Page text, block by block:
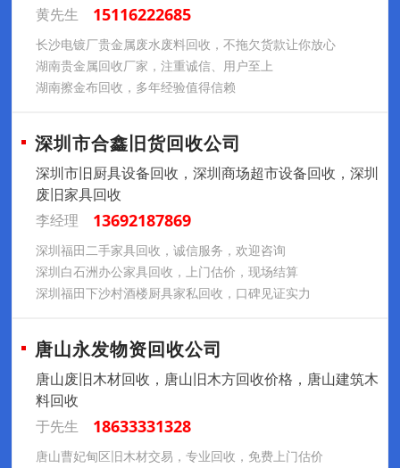
黄先生
15116222685
长沙电镀厂贵金属废水废料回收，不拖欠货款让你放心
湖南贵金属回收厂家，注重诚信、用户至上
湖南擦金布回收，多年经验值得信赖
深圳市合鑫旧货回收公司
深圳市旧厨具设备回收，深圳商场超市设备回收，深圳
废旧家具回收
李经理
13692187869
深圳福田二手家具回收，诚信服务，欢迎咨询
深圳白石洲办公家具回收，上门估价，现场结算
深圳福田下沙村酒楼厨具家私回收，口碑见证实力
唐山永发物资回收公司
唐山废旧木材回收，唐山旧木方回收价格，唐山建筑木
料回收
于先生
18633331328
唐山曹妃甸区旧木材交易，专业回收，免费上门估价